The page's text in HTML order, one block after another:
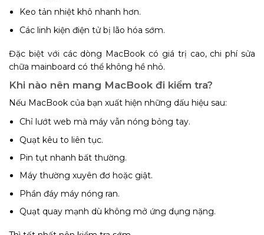
Keo tản nhiệt khô nhanh hơn.
Các linh kiện điện tử bị lão hóa sớm.
Đặc biệt với các dòng MacBook có giá trị cao, chi phí sửa
chữa mainboard có thể không hề nhỏ.
Khi nào nên mang MacBook đi kiểm tra?
Nếu MacBook của bạn xuất hiện những dấu hiệu sau:
Chỉ lướt web mà máy vẫn nóng bỏng tay.
Quạt kêu to liên tục.
Pin tụt nhanh bất thường.
Máy thường xuyên đơ hoặc giật.
Phần đáy máy nóng ran.
Quạt quay mạnh dù không mở ứng dụng nặng.